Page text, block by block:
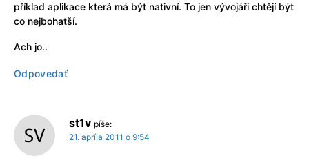
příklad aplikace která má být nativní. To jen vývojáři chtějí být
co nejbohatší.
Ach jo..
Odpovedať
st1v píše:
21. apríla 2011 o 9:54